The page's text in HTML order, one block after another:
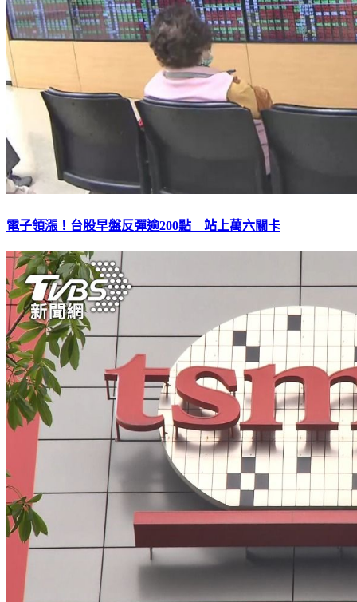
電子領漲！台股早盤反彈逾200點 站上萬六關卡